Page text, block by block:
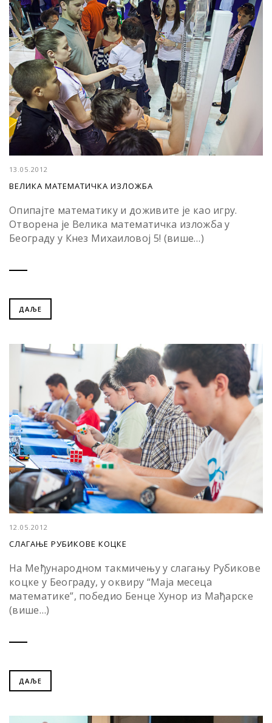
13.05.2012
ВЕЛИКА МАТЕМАТИЧКА ИЗЛОЖБА
Опипајте математику и доживите је као игру.
Отворена је Велика математичка изложба у
Београду у Кнез Михаиловој 5! (више…)
ДАЉЕ
12.05.2012
СЛАГАЊЕ РУБИКОВЕ КОЦКЕ
На Међународном такмичењу у слагању Рубикове
коцке у Београду, у оквиру “Маја месеца
математике”, победио Бенце Хунор из Мађарске
(више…)
ДАЉЕ